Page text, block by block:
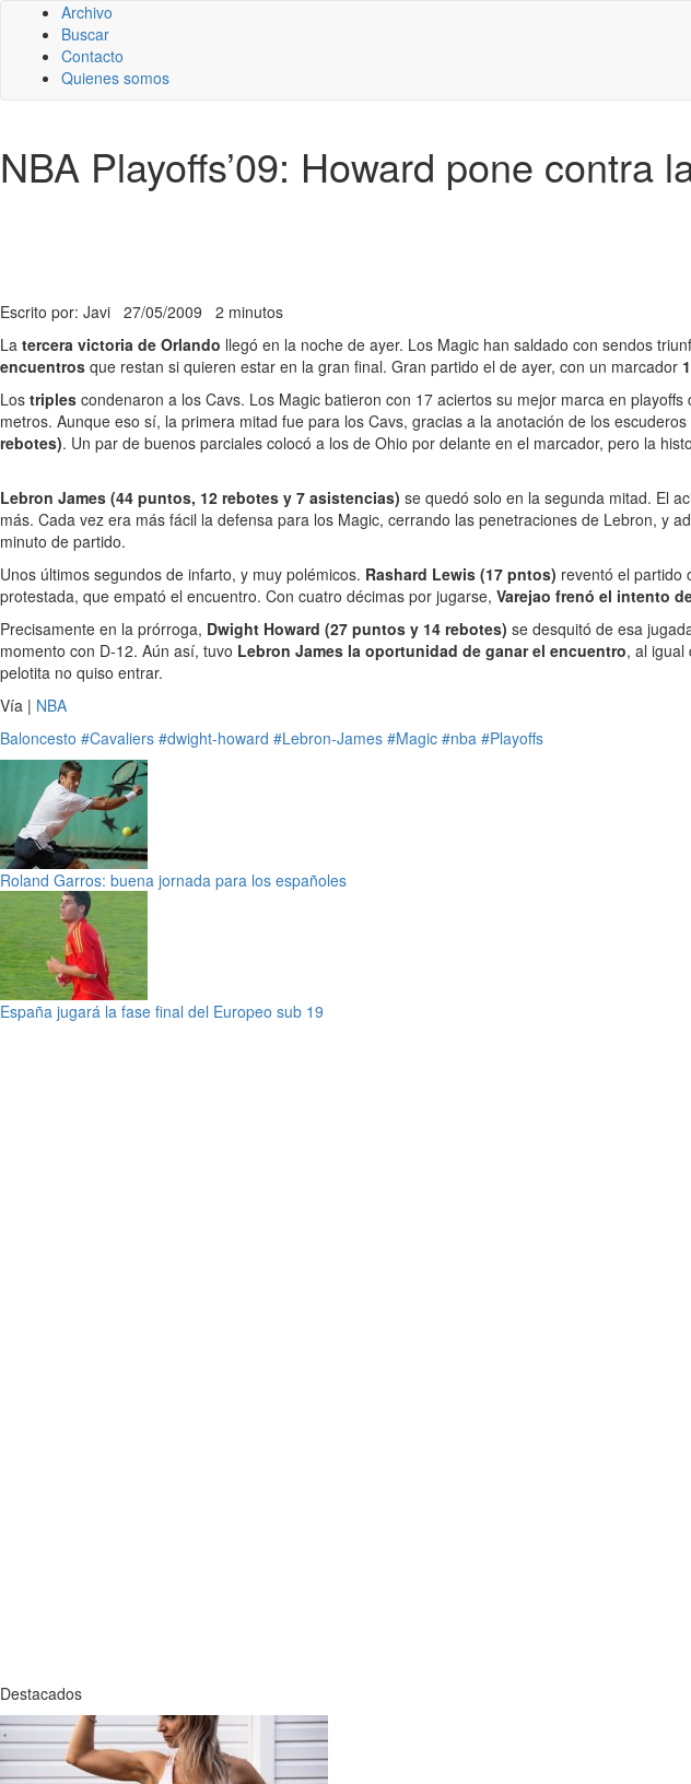
Archivo
Buscar
Contacto
Quienes somos
NBA Playoffs’09: Howard pone contra
Escrito por: Javi 27/05/2009 2 minutos
La tercera victoria de Orlando llegó en la noche de ayer. Los Magic han saldado con sendos
encuentros que restan si quieren estar en la gran final. Gran partido el de ayer, con un marcador
Los triples condenaron a los Cavs. Los Magic batieron con 17 aciertos su mejor marca en playoffs
metros. Aunque eso sí, la primera mitad fue para los Cavs, gracias a la anotación de los
rebotes). Un par de buenos parciales colocó a los de Ohio por delante en el marcador, pero la
Lebron James (44 puntos, 12 rebotes y 7 asistencias) se quedó solo en la segunda mitad. El
más. Cada vez era más fácil la defensa para los Magic, cerrando las penetraciones de Lebron, y
minuto de partido.
Unos últimos segundos de infarto, y muy polémicos. Rashard Lewis (17 pntos) reventó el partido
protestada, que empató el encuentro. Con cuatro décimas por jugarse, Varejao frenó el intento
Precisamente en la prórroga, Dwight Howard (27 puntos y 14 rebotes) se desquitó de esa
momento con D-12. Aún así, tuvo Lebron James la oportunidad de ganar el encuentro, al igual
pelotita no quiso entrar.
Vía | NBA
Baloncesto #Cavaliers #dwight-howard #Lebron-James #Magic #nba #Playoffs
Roland Garros: buena jornada para los españoles
España jugará la fase final del Europeo sub 19
Destacados